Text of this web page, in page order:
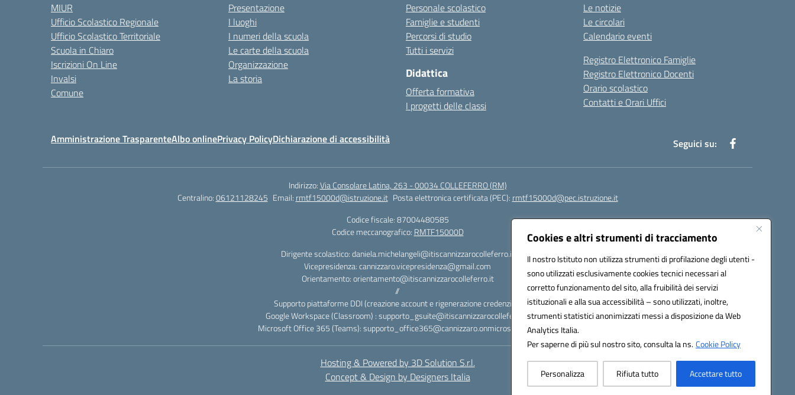
Cookies e altri strumenti di tracciamento
Il nostro Istituto non utilizza strumenti di profilazione degli utenti -
sono utilizzati esclusivamente cookies tecnici necessari al
corretto funzionamento del sito, alla fruibilità dei servizi
istituzionali e alla sua accessibilità – sono utilizzati, inoltre,
strumenti statistici anonimizzati messi a disposizione da Web
Analytics Italia.
Per saperne di più sul nostro sito, consulta la ns.Cookie Policy
Personalizza Rifiuta tutto Accettare tutto
MIUR
Ufficio Scolastico Regionale
Ufficio Scolastico Territoriale
Scuola in Chiaro
Iscrizioni On Line
Invalsi
Comune
Presentazione
I luoghi
I numeri della scuola
Le carte della scuola
Organizzazione
La storia
Personale scolastico
Famiglie e studenti
Percorsi di studio
Tutti i servizi
Didattica
Offerta formativa
I progetti delle classi
Le notizie
Le circolari
Calendario eventi
Registro Elettronico Famiglie
Registro Elettronico Docenti
Orario scolastico
Contatti e Orari Uffici
Amministrazione TrasparenteAlbo onlinePrivacy PolicyDichiarazione di accessibilità Seguici su:
Indirizzo:Via Consolare Latina, 263 - 00034 COLLEFERRO (RM)
Centralino:06121128245 Email: rmtf15000d@istruzione.it Posta elettronica certificata (PEC): rmtf15000d@pec.istruzione.it
Codice fiscale: 87004480585
Codice meccanografico: RMTF15000D
Dirigente scolastico: daniela.michelangeli@itiscannizzarocolleferro.it
Vicepresidenza: cannizzaro.vicepresidenza@gmail.com
Orientamento: orientamento@itiscannizzarocolleferro.it
//
Supporto piattaforme DDI (creazione account e rigenerazione credenziali)
Google Workspace (Classroom) : supporto_gsuite@itiscannizzarocolleferro.it
Microsoft Office 365 (Teams): supporto_office365@cannizzaro.onmicrosoft.com
Hosting & Powered by 3D Solution S.r.l.
Concept & Design by Designers Italia